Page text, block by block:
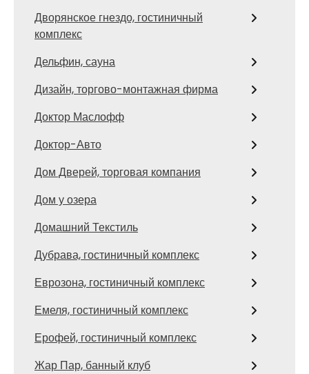
Дворянское гнездо, гостиничный
комплекс
Дельфин, сауна
Дизайн, торгово-монтажная фирма
Доктор Маслофф
Доктор-Авто
Дом Дверей, торговая компания
Дом у озера
Домашний Текстиль
Дубрава, гостиничный комплекс
Еврозона, гостиничный комплекс
Емеля, гостиничный комплекс
Ерофей, гостиничный комплекс
Жар Пар, банный клуб